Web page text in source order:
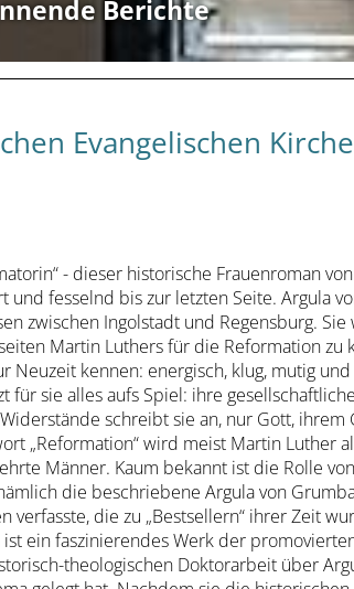
Berichte
Evangelischen
- dieser historische Frauenroman
und fesselnd bis zur letzten Seite. Argula
zwischen Ingolstadt und Regensburg.
Martin Luthers für die Reformation
Neuzeit kennen: energisch, klug, mutig
für sie alles aufs Spiel: ihre
schreibt sie an, nur Gott,
„Reformation“ wird meist Martin Luther
Männer. Kaum bekannt ist die Rolle
die beschriebene Argula von
verfasste, die zu „Bestsellern“ ihrer Zeit
ist ein faszinierendes Werk der
theologischen Doktorarbeit über